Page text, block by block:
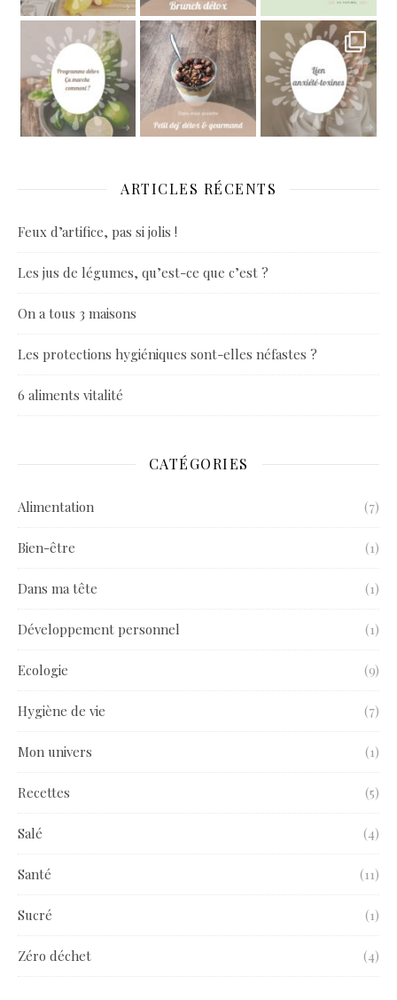
ARTICLES RÉCENTS
Feux d’artifice, pas si jolis !
Les jus de légumes, qu’est-ce que c’est ?
On a tous 3 maisons
Les protections hygiéniques sont-elles néfastes ?
6 aliments vitalité
CATÉGORIES
Alimentation (7)
Bien-être (1)
Dans ma tête (1)
Développement personnel (1)
Ecologie (9)
Hygiène de vie (7)
Mon univers (1)
Recettes (5)
Salé (4)
Santé (11)
Sucré (1)
Zéro déchet (4)